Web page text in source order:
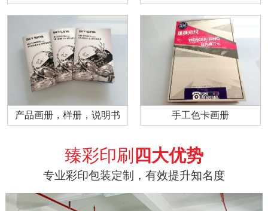
产品画册，样册，说明书 手工色卡画册
臻彩印刷 四大优势
专业彩印包装定制，有效提升知名度